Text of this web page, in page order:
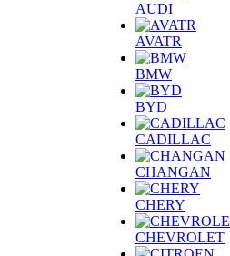
AUDI
AVATR
BMW
BYD
CADILLAC
CHANGAN
CHERY
CHEVROLET